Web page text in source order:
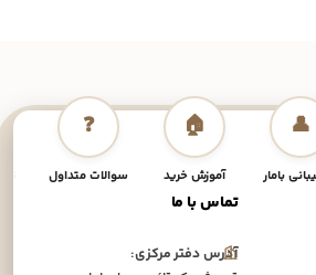
👤
بامار
🏠
آموزش خرید
❓
سوالات متداول
تماس با ما
آدرس دفتر مرکزی: